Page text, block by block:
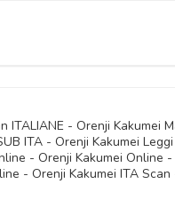
ITALIANE - Orenji Kakumei
ITA - Orenji Kakumei
- Orenji Kakumei Online
- Orenji Kakumei ITA